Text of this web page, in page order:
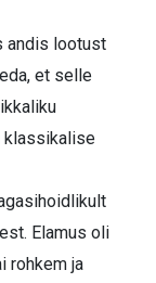
andis lootust
et selle
klassikalise
Elamus oli
rohkem ja